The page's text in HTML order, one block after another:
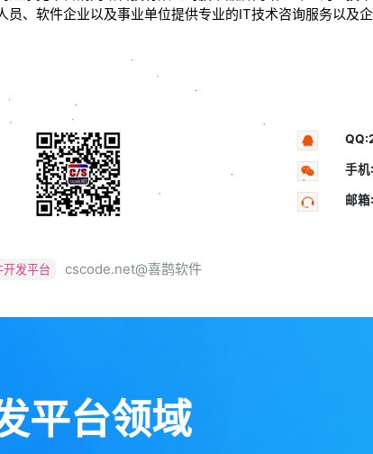
员、软件企业以及事业单位提供专业的IT技术咨询服务以及
手
邮
开发平台 cscode.net@喜鹊软件
平台领域